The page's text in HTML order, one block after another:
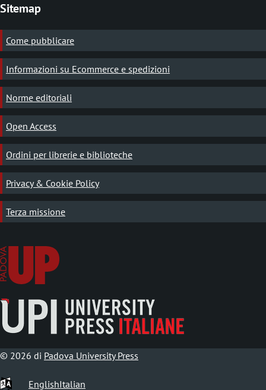
Sitemap
Come pubblicare
Informazioni su Ecommerce e spedizioni
Norme editoriali
Open Access
Ordini per librerie e biblioteche
Privacy & Cookie Policy
Terza missione
© 2026 di Padova University Press
EnglishItalian